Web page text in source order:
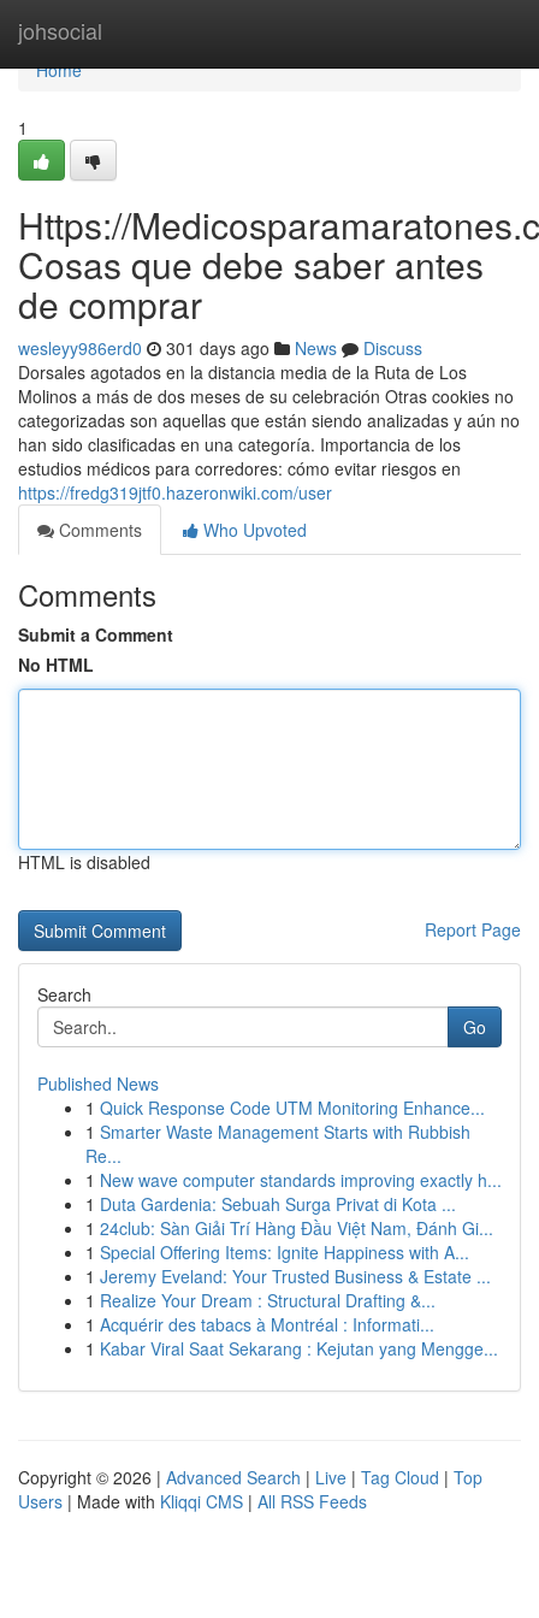
johsocial
Home
Home
1
Https://
Cosas que debe saber antes
de comprar
wesleyy986erd0 301 days ago News
Discuss
Dorsales agotados en la distancia media de la Ruta de Los
Molinos a más de dos meses de su celebración Otras cookies no
categorizadas son aquellas que están siendo analizadas y aún no
han sido clasificadas en una categoría. Importancia de los
estudios médicos para corredores: cómo evitar riesgos en
https://fredg319jtf0.hazeronwiki.com/user
Comments
Who Upvoted
Comments
Submit a Comment
No HTML
HTML is disabled
Report Page
Search
Go
Published News
1 Quick Response Code UTM Monitoring Enhance...
1 Smarter Waste Management Starts with Rubbish
Re...
1 New wave computer standards improving exactly h...
1 Duta Gardenia: Sebuah Surga Privat di Kota ...
1 24club: Sàn Giải Trí Hàng Đầu Việt Nam, Đánh Gi...
1 Special Offering Items: Ignite Happiness with A...
1 Jeremy Eveland: Your Trusted Business & Estate ...
1 Realize Your Dream : Structural Drafting &...
1 Acquérir des tabacs à Montréal : Informati...
1 Kabar Viral Saat Sekarang : Kejutan yang Mengge...
Copyright © 2026 | Advanced Search | Live | Tag Cloud | Top
Users | Made with Kliqqi CMS | All RSS Feeds